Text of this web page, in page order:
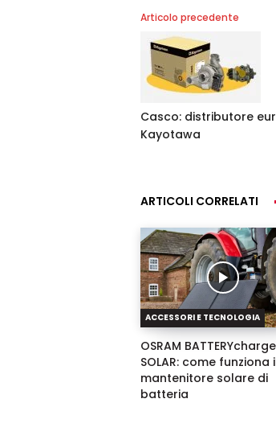
Articolo precedente
Casco: distributore
Kayotawa
ARTICOLI CORRELATI
ACCESSORI E TECNOLOGIA
OSRAM BATTERYcharge
SOLAR: come funziona
mantenitore solare di
batteria